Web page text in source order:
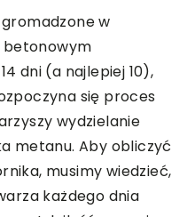
w
betonowym
dni (a najlepiej 10),
się proces
wydzielanie
metanu. Aby obliczyć
musimy wiedzieć,
każdego dnia